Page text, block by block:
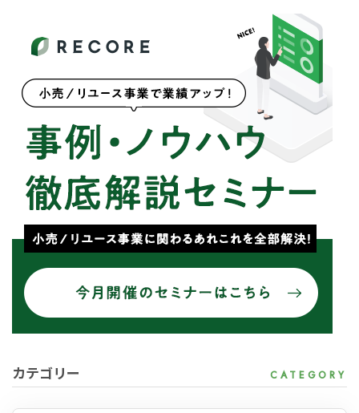
カテゴリー
for Retail小売業の方向けサービス
資料ダウンロードの一覧へ
forReuse中古買取業者向けサービス
for Retail小売業の方向けサービス
お問い合わせフォームへ
forReuse中古買取業者向けサービス